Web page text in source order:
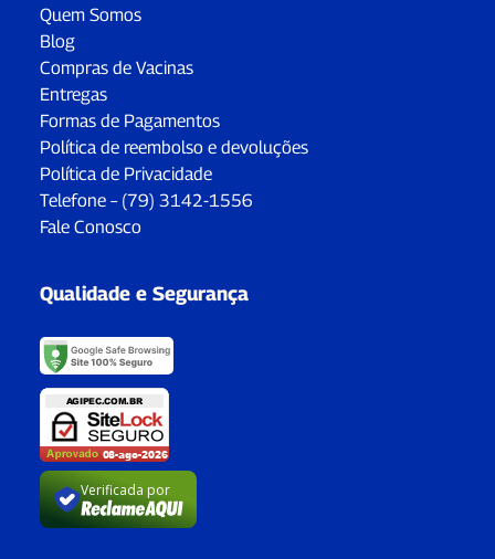
Quem Somos
Blog
Compras de Vacinas
Entregas
Formas de Pagamentos
Política de reembolso e devoluções
Política de Privacidade
Telefone – (79) 3142-1556
Fale Conosco
Qualidade e Segurança
Verificada por